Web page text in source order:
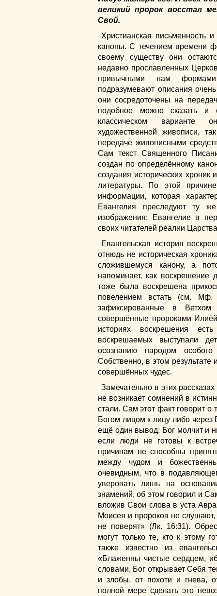
великий пророк восстал
Свой.
Христианская письменность
каноны. С течением времени
своему существу они
недавно прославленных
привычными нам
подразумевают описания
они сосредоточены на
подобное можно сказать и
классическом варианте
художественной живописи,
передаче живописными
Сам текст Священного
создан по определённому
создания исторических
литературы. По этой
информации, которая
Евангелия преследуют ту
изображения: Евангелие в
своих читателей реалии
Евангельская история
отнюдь не историческая
сложившемуся канону, а
напоминает, как воскрешение
тоже была воскрешена
повелением встать (см. Мф.
зафиксированные в
совершённые пророками
историях воскрешения
воскрешаемых выступали
осознанию народом
Собственно, в этом
совершённых чудес.
Замечательно в этих
не возникает сомнений в
стали. Сам этот факт говорит о
Богом лицом к лицу либо через
ещё один вывод: Бог молчит и
если люди не готовы к
причинам не способны
между чудом и
очевидным, что в
уверовать лишь на
знамений, об этом говорил и
вложив Свои слова в уста
Моисея и пророков не
не поверят» (Лк. 16:31).
могут только те, кто к этому
также известно из
«Блаженны чистые сердцем,
словами, Бог открывает Себя
и злобы, от похоти и гнева,
полной мере сделать это